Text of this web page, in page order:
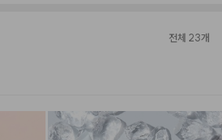
전체 23개